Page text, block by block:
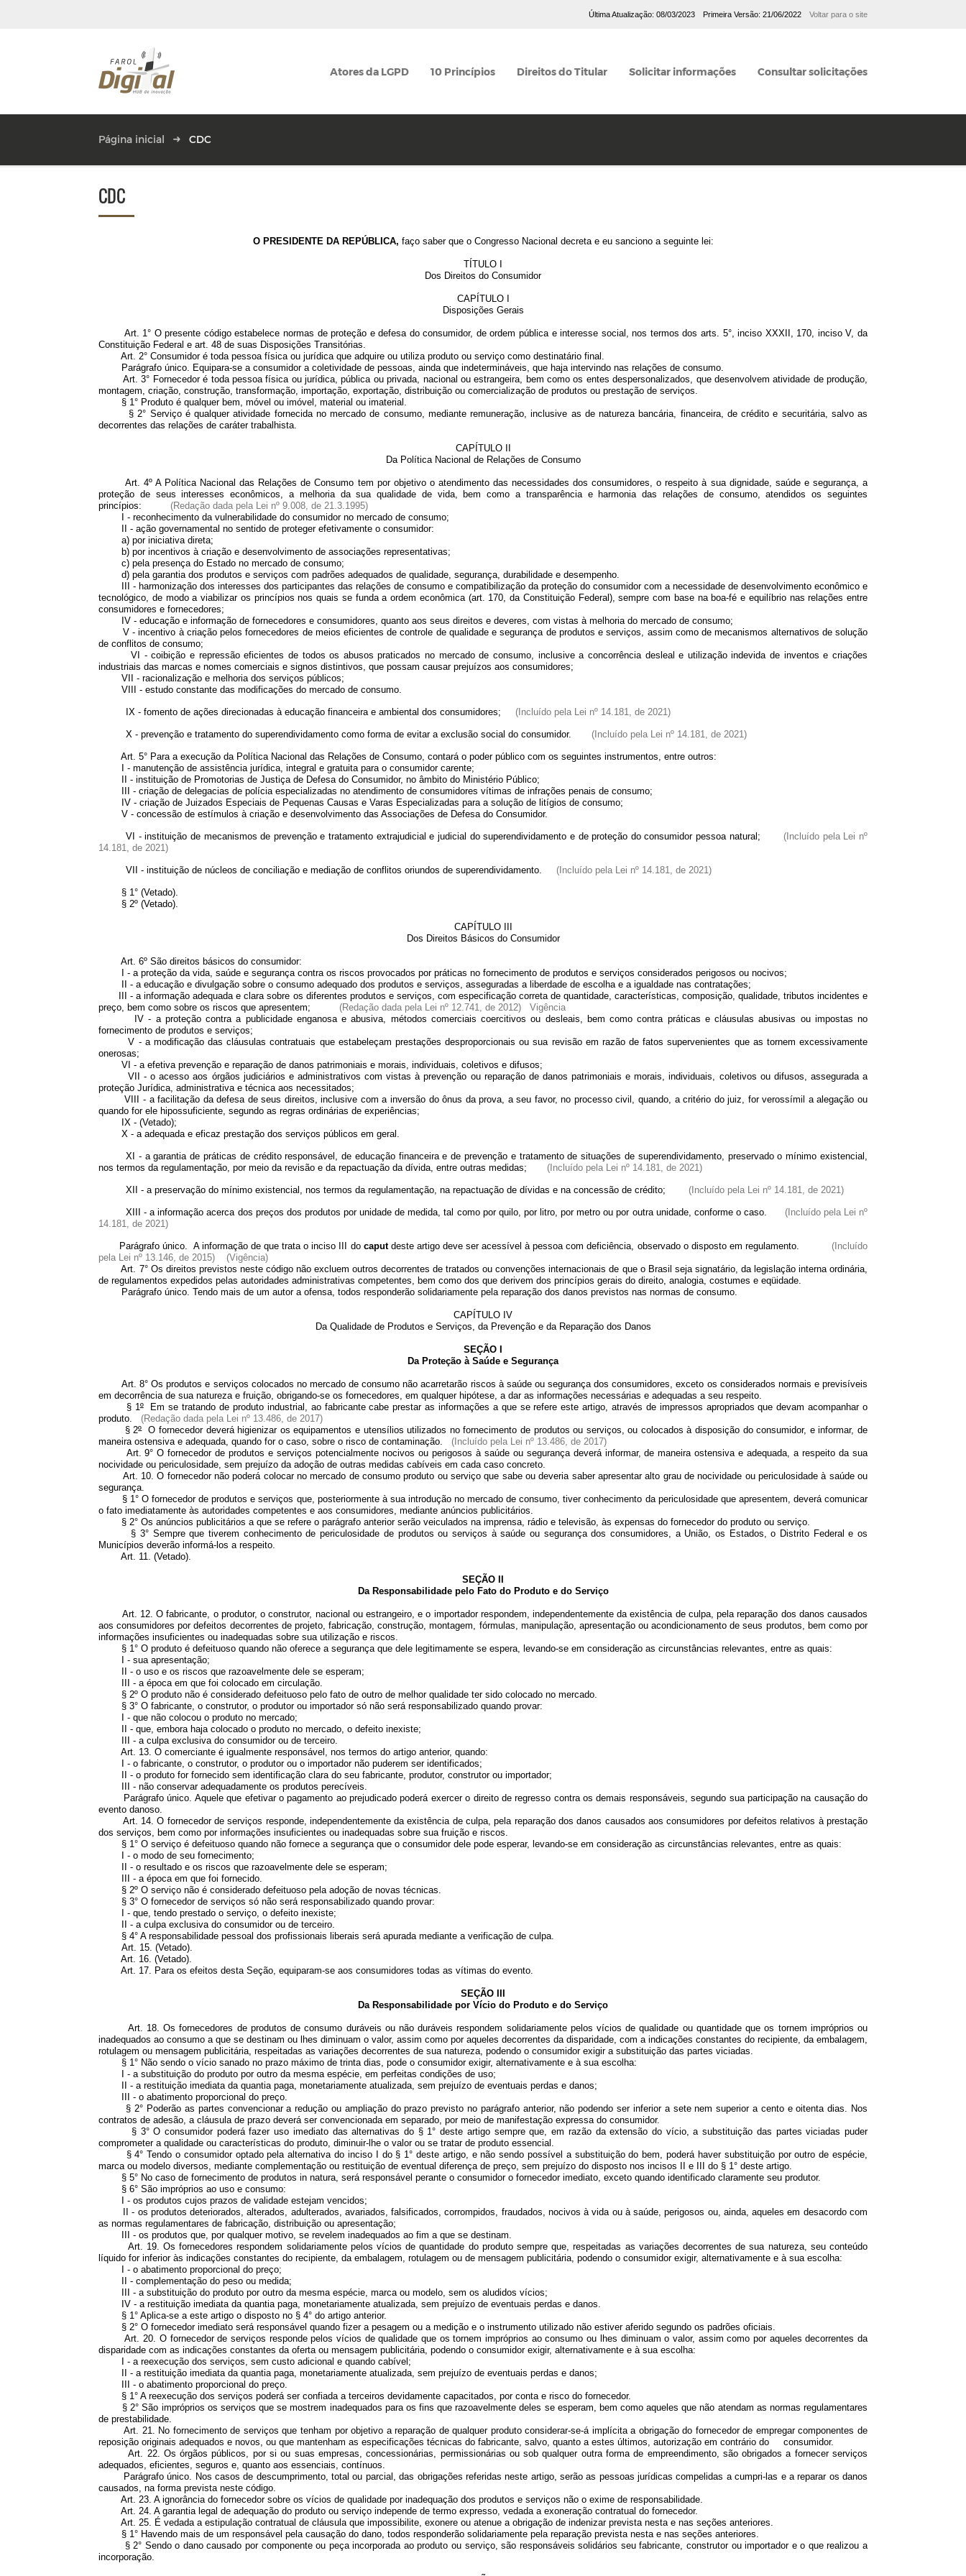
Última Atualização: 08/03/2023 Primeira Versão: 21/06/2022 Voltar para o site
Atores da LGPD 10 Princípios Direitos do Titular Solicitar informações Consultar solicitações
Página inicial CDC
CDC
O PRESIDENTE DA REPÚBLICA, faço saber que o Congresso Nacional decreta e eu sanciono a seguinte lei:
TÍTULO I
Dos Direitos do Consumidor
CAPÍTULO I
Disposições Gerais
Art. 1° O presente código estabelece normas de proteção e defesa do consumidor, de ordem pública e interesse social, nos termos dos arts. 5°, inciso XXXII, 170, inciso V, da
Constituição Federal e art. 48 de suas Disposições Transitórias.
Art. 2° Consumidor é toda pessoa física ou jurídica que adquire ou utiliza produto ou serviço como destinatário final.
Parágrafo único. Equipara-se a consumidor a coletividade de pessoas, ainda que indetermináveis, que haja intervindo nas relações de consumo.
Art. 3° Fornecedor é toda pessoa física ou jurídica, pública ou privada, nacional ou estrangeira, bem como os entes despersonalizados, que desenvolvem atividade de produção,
montagem, criação, construção, transformação, importação, exportação, distribuição ou comercialização de produtos ou prestação de serviços.
§ 1° Produto é qualquer bem, móvel ou imóvel, material ou imaterial.
§ 2° Serviço é qualquer atividade fornecida no mercado de consumo, mediante remuneração, inclusive as de natureza bancária, financeira, de crédito e securitária, salvo as
decorrentes das relações de caráter trabalhista.
CAPÍTULO II
Da Política Nacional de Relações de Consumo
Art. 4º A Política Nacional das Relações de Consumo tem por objetivo o atendimento das necessidades dos consumidores, o respeito à sua dignidade, saúde e segurança, a
proteção de seus interesses econômicos, a melhoria da sua qualidade de vida, bem como a transparência e harmonia das relações de consumo, atendidos os seguintes
princípios:
(Redação dada pela Lei nº 9.008, de 21.3.1995)
I - reconhecimento da vulnerabilidade do consumidor no mercado de consumo;
II - ação governamental no sentido de proteger efetivamente o consumidor:
a) por iniciativa direta;
b) por incentivos à criação e desenvolvimento de associações representativas;
c) pela presença do Estado no mercado de consumo;
d) pela garantia dos produtos e serviços com padrões adequados de qualidade, segurança, durabilidade e desempenho.
III - harmonização dos interesses dos participantes das relações de consumo e compatibilização da proteção do consumidor com a necessidade de desenvolvimento econômico e
tecnológico, de modo a viabilizar os princípios nos quais se funda a ordem econômica (art. 170, da Constituição Federal), sempre com base na boa-fé e equilíbrio nas relações entre
consumidores e fornecedores;
IV - educação e informação de fornecedores e consumidores, quanto aos seus direitos e deveres, com vistas à melhoria do mercado de consumo;
V - incentivo à criação pelos fornecedores de meios eficientes de controle de qualidade e segurança de produtos e serviços, assim como de mecanismos alternativos de solução
de conflitos de consumo;
VI - coibição e repressão eficientes de todos os abusos praticados no mercado de consumo, inclusive a concorrência desleal e utilização indevida de inventos e criações
industriais das marcas e nomes comerciais e signos distintivos, que possam causar prejuízos aos consumidores;
VII - racionalização e melhoria dos serviços públicos;
VIII - estudo constante das modificações do mercado de consumo.
IX - fomento de ações direcionadas à educação financeira e ambiental dos consumidores; (Incluído pela Lei nº 14.181, de 2021)
X - prevenção e tratamento do superendividamento como forma de evitar a exclusão social do consumidor. (Incluído pela Lei nº 14.181, de 2021)
Art. 5° Para a execução da Política Nacional das Relações de Consumo, contará o poder público com os seguintes instrumentos, entre outros:
I - manutenção de assistência jurídica, integral e gratuita para o consumidor carente;
II - instituição de Promotorias de Justiça de Defesa do Consumidor, no âmbito do Ministério Público;
III - criação de delegacias de polícia especializadas no atendimento de consumidores vítimas de infrações penais de consumo;
IV - criação de Juizados Especiais de Pequenas Causas e Varas Especializadas para a solução de litígios de consumo;
V - concessão de estímulos à criação e desenvolvimento das Associações de Defesa do Consumidor.
VI - instituição de mecanismos de prevenção e tratamento extrajudicial e judicial do superendividamento e de proteção do consumidor pessoa natural; (Incluído pela Lei nº
14.181, de 2021)
VII - instituição de núcleos de conciliação e mediação de conflitos oriundos de superendividamento. (Incluído pela Lei nº 14.181, de 2021)
§ 1° (Vetado).
§ 2º (Vetado).
CAPÍTULO III
Dos Direitos Básicos do Consumidor
Art. 6º São direitos básicos do consumidor:
I - a proteção da vida, saúde e segurança contra os riscos provocados por práticas no fornecimento de produtos e serviços considerados perigosos ou nocivos;
II - a educação e divulgação sobre o consumo adequado dos produtos e serviços, asseguradas a liberdade de escolha e a igualdade nas contratações;
III - a informação adequada e clara sobre os diferentes produtos e serviços, com especificação correta de quantidade, características, composição, qualidade, tributos incidentes e
preço, bem como sobre os riscos que apresentem;
(Redação dada pela Lei nº 12.741, de 2012)
Vigência
IV - a proteção contra a publicidade enganosa e abusiva, métodos comerciais coercitivos ou desleais, bem como contra práticas e cláusulas abusivas ou impostas no
fornecimento de produtos e serviços;
V - a modificação das cláusulas contratuais que estabeleçam prestações desproporcionais ou sua revisão em razão de fatos supervenientes que as tornem excessivamente
onerosas;
VI - a efetiva prevenção e reparação de danos patrimoniais e morais, individuais, coletivos e difusos;
VII - o acesso aos órgãos judiciários e administrativos com vistas à prevenção ou reparação de danos patrimoniais e morais, individuais, coletivos ou difusos, assegurada a
proteção Jurídica, administrativa e técnica aos necessitados;
VIII - a facilitação da defesa de seus direitos, inclusive com a inversão do ônus da prova, a seu favor, no processo civil, quando, a critério do juiz, for verossímil a alegação ou
quando for ele hipossuficiente, segundo as regras ordinárias de experiências;
IX - (Vetado);
X - a adequada e eficaz prestação dos serviços públicos em geral.
XI - a garantia de práticas de crédito responsável, de educação financeira e de prevenção e tratamento de situações de superendividamento, preservado o mínimo existencial,
nos termos da regulamentação, por meio da revisão e da repactuação da dívida, entre outras medidas; (Incluído pela Lei nº 14.181, de 2021)
XII - a preservação do mínimo existencial, nos termos da regulamentação, na repactuação de dívidas e na concessão de crédito; (Incluído pela Lei nº 14.181, de 2021)
XIII - a informação acerca dos preços dos produtos por unidade de medida, tal como por quilo, por litro, por metro ou por outra unidade, conforme o caso. (Incluído pela Lei nº
14.181, de 2021)
Parágrafo único. A informação de que trata o inciso III do caput deste artigo deve ser acessível à pessoa com deficiência, observado o disposto em regulamento.
(Incluído
pela Lei nº 13.146, de 2015)
(Vigência)
Art. 7° Os direitos previstos neste código não excluem outros decorrentes de tratados ou convenções internacionais de que o Brasil seja signatário, da legislação interna ordinária,
de regulamentos expedidos pelas autoridades administrativas competentes, bem como dos que derivem dos princípios gerais do direito, analogia, costumes e eqüidade.
Parágrafo único. Tendo mais de um autor a ofensa, todos responderão solidariamente pela reparação dos danos previstos nas normas de consumo.
CAPÍTULO IV
Da Qualidade de Produtos e Serviços, da Prevenção e da Reparação dos Danos
SEÇÃO I
Da Proteção à Saúde e Segurança
Art. 8° Os produtos e serviços colocados no mercado de consumo não acarretarão riscos à saúde ou segurança dos consumidores, exceto os considerados normais e previsíveis
em decorrência de sua natureza e fruição, obrigando-se os fornecedores, em qualquer hipótese, a dar as informações necessárias e adequadas a seu respeito.
§ 1º
Em se tratando de produto industrial, ao fabricante cabe prestar as informações a que se refere este artigo, através de impressos apropriados que devam acompanhar o
produto. (Redação dada pela Lei nº 13.486, de 2017)
§ 2ºO fornecedor deverá higienizar os equipamentos e utensílios utilizados no fornecimento de produtos ou serviços, ou colocados à disposição do consumidor, e informar, de
maneira ostensiva e adequada, quando for o caso, sobre o risco de contaminação. (Incluído pela Lei nº 13.486, de 2017)
Art. 9° O fornecedor de produtos e serviços potencialmente nocivos ou perigosos à saúde ou segurança deverá informar, de maneira ostensiva e adequada, a respeito da sua
nocividade ou periculosidade, sem prejuízo da adoção de outras medidas cabíveis em cada caso concreto.
Art. 10. O fornecedor não poderá colocar no mercado de consumo produto ou serviço que sabe ou deveria saber apresentar alto grau de nocividade ou periculosidade à saúde ou
segurança.
§ 1° O fornecedor de produtos e serviços que, posteriormente à sua introdução no mercado de consumo, tiver conhecimento da periculosidade que apresentem, deverá comunicar
o fato imediatamente às autoridades competentes e aos consumidores, mediante anúncios publicitários.
§ 2° Os anúncios publicitários a que se refere o parágrafo anterior serão veiculados na imprensa, rádio e televisão, às expensas do fornecedor do produto ou serviço.
§ 3° Sempre que tiverem conhecimento de periculosidade de produtos ou serviços à saúde ou segurança dos consumidores, a União, os Estados, o Distrito Federal e os
Municípios deverão informá-los a respeito.
Art. 11. (Vetado).
SEÇÃO II
Da Responsabilidade pelo Fato do Produto e do Serviço
Art. 12. O fabricante, o produtor, o construtor, nacional ou estrangeiro, e o importador respondem, independentemente da existência de culpa, pela reparação dos danos causados
aos consumidores por defeitos decorrentes de projeto, fabricação, construção, montagem, fórmulas, manipulação, apresentação ou acondicionamento de seus produtos, bem como por
informações insuficientes ou inadequadas sobre sua utilização e riscos.
§ 1° O produto é defeituoso quando não oferece a segurança que dele legitimamente se espera, levando-se em consideração as circunstâncias relevantes, entre as quais:
I - sua apresentação;
II - o uso e os riscos que razoavelmente dele se esperam;
III - a época em que foi colocado em circulação.
§ 2º O produto não é considerado defeituoso pelo fato de outro de melhor qualidade ter sido colocado no mercado.
§ 3° O fabricante, o construtor, o produtor ou importador só não será responsabilizado quando provar:
I - que não colocou o produto no mercado;
II - que, embora haja colocado o produto no mercado, o defeito inexiste;
III - a culpa exclusiva do consumidor ou de terceiro.
Art. 13. O comerciante é igualmente responsável, nos termos do artigo anterior, quando:
I - o fabricante, o construtor, o produtor ou o importador não puderem ser identificados;
II - o produto for fornecido sem identificação clara do seu fabricante, produtor, construtor ou importador;
III - não conservar adequadamente os produtos perecíveis.
Parágrafo único. Aquele que efetivar o pagamento ao prejudicado poderá exercer o direito de regresso contra os demais responsáveis, segundo sua participação na causação do
evento danoso.
Art. 14. O fornecedor de serviços responde, independentemente da existência de culpa, pela reparação dos danos causados aos consumidores por defeitos relativos à prestação
dos serviços, bem como por informações insuficientes ou inadequadas sobre sua fruição e riscos.
§ 1° O serviço é defeituoso quando não fornece a segurança que o consumidor dele pode esperar, levando-se em consideração as circunstâncias relevantes, entre as quais:
I - o modo de seu fornecimento;
II - o resultado e os riscos que razoavelmente dele se esperam;
III - a época em que foi fornecido.
§ 2º O serviço não é considerado defeituoso pela adoção de novas técnicas.
§ 3° O fornecedor de serviços só não será responsabilizado quando provar:
I - que, tendo prestado o serviço, o defeito inexiste;
II - a culpa exclusiva do consumidor ou de terceiro.
§ 4° A responsabilidade pessoal dos profissionais liberais será apurada mediante a verificação de culpa.
Art. 15. (Vetado).
Art. 16. (Vetado).
Art. 17. Para os efeitos desta Seção, equiparam-se aos consumidores todas as vítimas do evento.
SEÇÃO III
Da Responsabilidade por Vício do Produto e do Serviço
Art. 18. Os fornecedores de produtos de consumo duráveis ou não duráveis respondem solidariamente pelos vícios de qualidade ou quantidade que os tornem impróprios ou
inadequados ao consumo a que se destinam ou lhes diminuam o valor, assim como por aqueles decorrentes da disparidade, com a indicações constantes do recipiente, da embalagem,
rotulagem ou mensagem publicitária, respeitadas as variações decorrentes de sua natureza, podendo o consumidor exigir a substituição das partes viciadas.
§ 1° Não sendo o vício sanado no prazo máximo de trinta dias, pode o consumidor exigir, alternativamente e à sua escolha:
I - a substituição do produto por outro da mesma espécie, em perfeitas condições de uso;
II - a restituição imediata da quantia paga, monetariamente atualizada, sem prejuízo de eventuais perdas e danos;
III - o abatimento proporcional do preço.
§ 2° Poderão as partes convencionar a redução ou ampliação do prazo previsto no parágrafo anterior, não podendo ser inferior a sete nem superior a cento e oitenta dias. Nos
contratos de adesão, a cláusula de prazo deverá ser convencionada em separado, por meio de manifestação expressa do consumidor.
§ 3° O consumidor poderá fazer uso imediato das alternativas do § 1° deste artigo sempre que, em razão da extensão do vício, a substituição das partes viciadas puder
comprometer a qualidade ou características do produto, diminuir-lhe o valor ou se tratar de produto essencial.
§ 4° Tendo o consumidor optado pela alternativa do inciso I do § 1° deste artigo, e não sendo possível a substituição do bem, poderá haver substituição por outro de espécie,
marca ou modelo diversos, mediante complementação ou restituição de eventual diferença de preço, sem prejuízo do disposto nos incisos II e III do § 1° deste artigo.
§ 5° No caso de fornecimento de produtos in natura, será responsável perante o consumidor o fornecedor imediato, exceto quando identificado claramente seu produtor.
§ 6° São impróprios ao uso e consumo:
I - os produtos cujos prazos de validade estejam vencidos;
II - os produtos deteriorados, alterados, adulterados, avariados, falsificados, corrompidos, fraudados, nocivos à vida ou à saúde, perigosos ou, ainda, aqueles em desacordo com
as normas regulamentares de fabricação, distribuição ou apresentação;
III - os produtos que, por qualquer motivo, se revelem inadequados ao fim a que se destinam.
Art. 19. Os fornecedores respondem solidariamente pelos vícios de quantidade do produto sempre que, respeitadas as variações decorrentes de sua natureza, seu conteúdo
líquido for inferior às indicações constantes do recipiente, da embalagem, rotulagem ou de mensagem publicitária, podendo o consumidor exigir, alternativamente e à sua escolha:
I - o abatimento proporcional do preço;
II - complementação do peso ou medida;
III - a substituição do produto por outro da mesma espécie, marca ou modelo, sem os aludidos vícios;
IV - a restituição imediata da quantia paga, monetariamente atualizada, sem prejuízo de eventuais perdas e danos.
§ 1° Aplica-se a este artigo o disposto no § 4° do artigo anterior.
§ 2° O fornecedor imediato será responsável quando fizer a pesagem ou a medição e o instrumento utilizado não estiver aferido segundo os padrões oficiais.
Art. 20. O fornecedor de serviços responde pelos vícios de qualidade que os tornem impróprios ao consumo ou lhes diminuam o valor, assim como por aqueles decorrentes da
disparidade com as indicações constantes da oferta ou mensagem publicitária, podendo o consumidor exigir, alternativamente e à sua escolha:
I - a reexecução dos serviços, sem custo adicional e quando cabível;
II - a restituição imediata da quantia paga, monetariamente atualizada, sem prejuízo de eventuais perdas e danos;
III - o abatimento proporcional do preço.
§ 1° A reexecução dos serviços poderá ser confiada a terceiros devidamente capacitados, por conta e risco do fornecedor.
§ 2° São impróprios os serviços que se mostrem inadequados para os fins que razoavelmente deles se esperam, bem como aqueles que não atendam as normas regulamentares
de prestabilidade.
Art. 21. No fornecimento de serviços que tenham por objetivo a reparação de qualquer produto considerar-se-á implícita a obrigação do fornecedor de empregar componentes de
reposição originais adequados e novos, ou que mantenham as especificações técnicas do fabricante, salvo, quanto a estes últimos, autorização em contrário do consumidor.
Art. 22. Os órgãos públicos, por si ou suas empresas, concessionárias, permissionárias ou sob qualquer outra forma de empreendimento, são obrigados a fornecer serviços
adequados, eficientes, seguros e, quanto aos essenciais, contínuos.
Parágrafo único. Nos casos de descumprimento, total ou parcial, das obrigações referidas neste artigo, serão as pessoas jurídicas compelidas a cumpri-las e a reparar os danos
causados, na forma prevista neste código.
Art. 23. A ignorância do fornecedor sobre os vícios de qualidade por inadequação dos produtos e serviços não o exime de responsabilidade.
Art. 24. A garantia legal de adequação do produto ou serviço independe de termo expresso, vedada a exoneração contratual do fornecedor.
Art. 25. É vedada a estipulação contratual de cláusula que impossibilite, exonere ou atenue a obrigação de indenizar prevista nesta e nas seções anteriores.
§ 1° Havendo mais de um responsável pela causação do dano, todos responderão solidariamente pela reparação prevista nesta e nas seções anteriores.
§ 2° Sendo o dano causado por componente ou peça incorporada ao produto ou serviço, são responsáveis solidários seu fabricante, construtor ou importador e o que realizou a
incorporação.